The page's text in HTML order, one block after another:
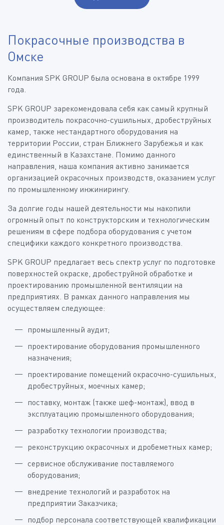
Покрасочные производства в
Омске
Компания SPK GROUP была основана в октябре 1999
года.
SPK GROUP зарекомендовала себя как самый крупный
производитель покрасочно-сушильных, дробеструйных
камер, также нестандартного оборудования на
территории России, стран Ближнего Зарубежья и как
единственный в Казахстане. Помимо данного
направления, наша компания активно занимается
организацией окрасочных производств, оказанием услуг
по промышленному инжинирингу.
За долгие годы нашей деятельности мы накопили
огромный опыт по конструкторским и технологическим
решениям в сфере подбора оборудования с учетом
специфики каждого конкретного производства.
SPK GROUP предлагает весь спектр услуг по подготовке
поверхностей окраске, дробеструйной обработке и
проектированию промышленной вентиляции на
предприятиях. В рамках данного направления мы
осуществляем следующее:
промышленный аудит;
проектирование оборудования промышленного
назначения;
проектирование помещений окрасочно-сушильных,
дробеструйных, моечных камер;
поставку, монтаж (также шеф-монтаж), ввод в
эксплуатацию промышленного оборудования;
разработку технологии производства;
реконструкцию окрасочных и дробеметных камер;
сервисное обслуживание поставляемого
оборудования;
внедрение технологий и разработок на
предприятии Заказчика;
подбор персонала соответствующей квалификации